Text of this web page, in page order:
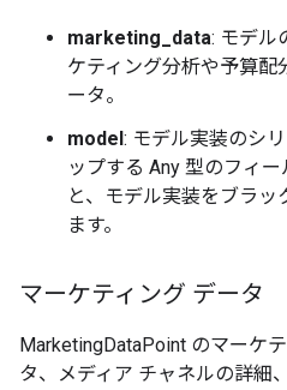
marketing_data: モデル
ケティング分析や予算
ータ。
model: モデル実装のシ
ップする Any 型のフィ
と、モデル実装をブラ
ます。
マーケティング データ
MarketingDataPoint のマーケ
タ、メディア チャネルの詳細